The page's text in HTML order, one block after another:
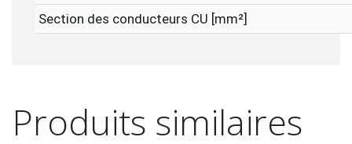
Section des conducteurs CU [mm²]
Produits similaires